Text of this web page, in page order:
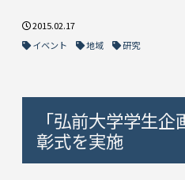
2015.02.17
イベント
地域 研究
「弘前大学学生
彰式を実施